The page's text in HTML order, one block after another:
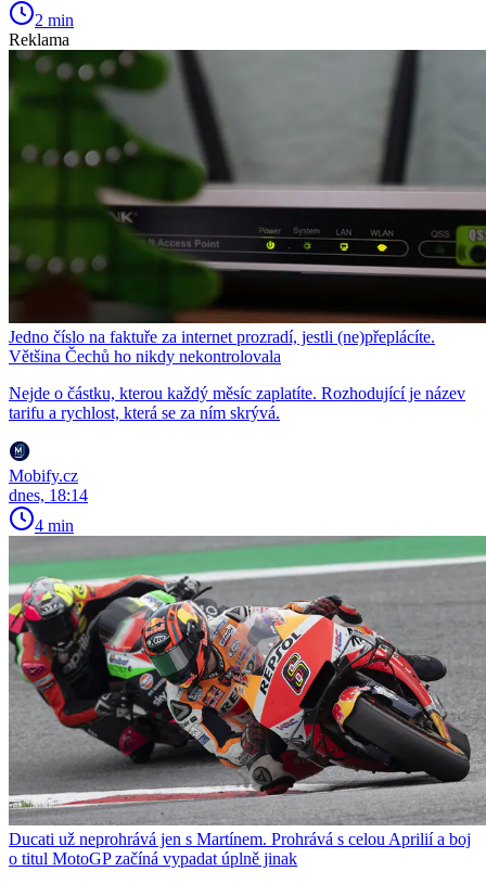
2 min
Reklama
Jedno číslo na faktuře za internet prozradí, jestli (ne)přeplácíte.
Většina Čechů ho nikdy nekontrolovala
Nejde o částku, kterou každý měsíc zaplatíte. Rozhodující je název
tarifu a rychlost, která se za ním skrývá.
Mobify.cz
dnes, 18:14
4 min
Ducati už neprohrává jen s Martínem. Prohrává s celou Aprilií a boj
o titul MotoGP začíná vypadat úplně jinak